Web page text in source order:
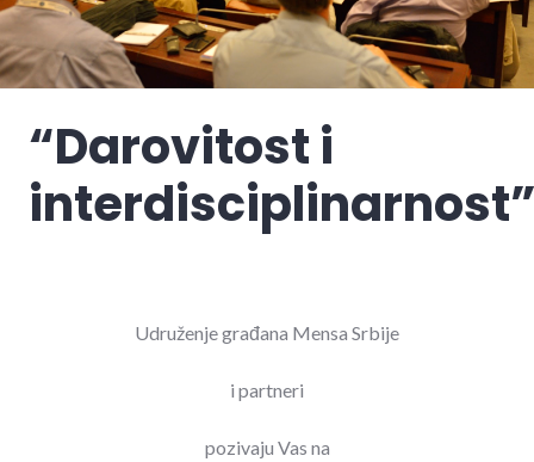
“Darovitost i
Udruženje građana Mensa Srbije
i partneri
pozivaju Vas na